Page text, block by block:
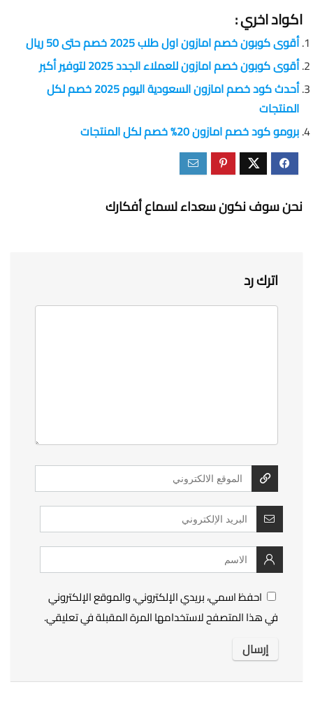
اكواد اخري :
أقوى كوبون خصم امازون اول طلب 2025 خصم حتى 50 ريال
أقوى كوبون خصم امازون للعملاء الجدد 2025 لتوفير أكبر
أحدث كود خصم امازون السعودية اليوم 2025 خصم لكل
المنتجات
برومو كود خصم امازون 20% خصم لكل المنتجات
نحن سوف نكون سعداء لسماع أفكارك
اترك رد
احفظ اسمي، بريدي الإلكتروني، والموقع الإلكتروني
في هذا المتصفح لاستخدامها المرة المقبلة في تعليقي.